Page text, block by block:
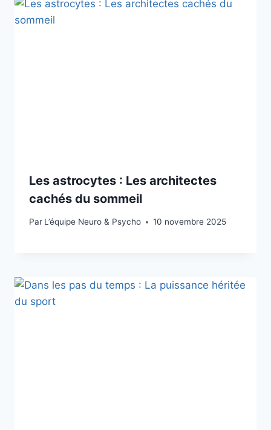
Les astrocytes : Les architectes
cachés du sommeil
Par L’équipe Neuro & Psycho 10 novembre 2025